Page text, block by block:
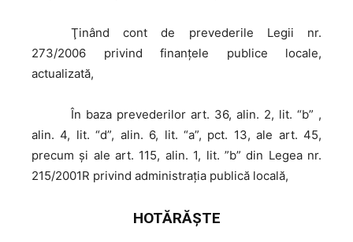
Ţinând cont de prevederile Legii nr.
273/2006 privind finanţele publice locale,
actualizată,
În baza prevederilor art. 36, alin. 2, lit. “b” ,
alin. 4, lit. “d”, alin. 6, lit. “a”, pct. 13, ale art. 45,
precum şi ale art. 115, alin. 1, lit. ”b” din Legea nr.
215/2001R privind administraţia publică locală,
HOTĂRĂŞTE